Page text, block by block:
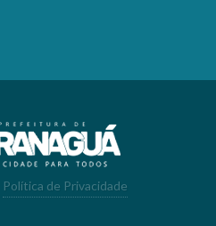
Política de Privacidade